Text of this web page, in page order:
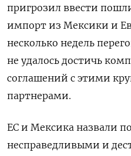
пригрозил ввести
импорт из Мексики и
несколько недель
не удалось достичь
соглашений с этими
партнерами.
ЕС и Мексика назвали
несправедливыми и